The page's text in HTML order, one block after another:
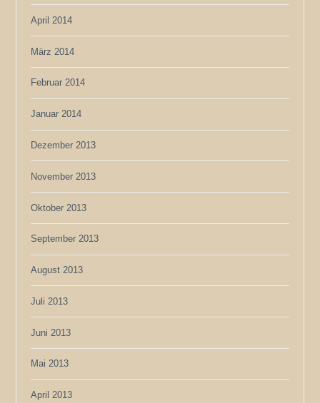
April 2014
März 2014
Februar 2014
Januar 2014
Dezember 2013
November 2013
Oktober 2013
September 2013
August 2013
Juli 2013
Juni 2013
Mai 2013
April 2013